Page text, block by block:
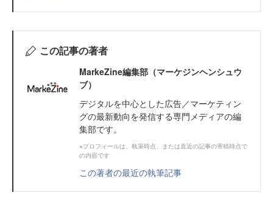
この記事の著者
MarkeZine編集部（マーケジンヘンシュウ
ブ）
デジタルを中心とした広告／マーケティン
グの最新動向を発信する専門メディアの編
集部です。
※プロフィールは、執筆時点、または直近の記事の寄稿時点で
の内容です
この著者の最近の執筆記事